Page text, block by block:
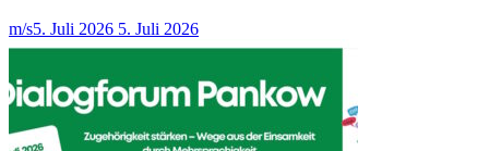
m/s5. Juli 2026 5. Juli 2026